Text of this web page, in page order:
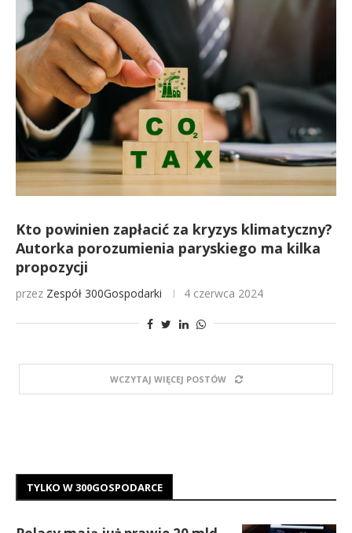
Kto powinien zapłacić za kryzys klimatyczny?
Autorka porozumienia paryskiego ma kilka
propozycji
przez Zespół 300Gospodarki 4 czerwca 2024
WCZYTAJ WIĘCEJ POSTÓW
TYLKO W 300GOSPODARCE